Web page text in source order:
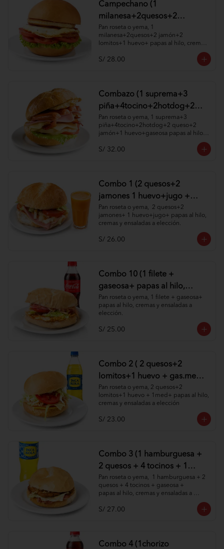
Campechano (1
milanesa+2quesos+2
jamón+2 lomitos+1huevo+
papas al hilo, cremas y
Pan roseta o yema, 1
milanesa+2quesos+2 jamón+2
lomitos+1 huevo+ papas al hilo, cremas
S/ 28.00
Combazo (1 suprema+3
piña+4tocino+2hotdog+2
queso+2 jamón+1
huevo+gaseosa papas al hilo,
Pan roseta o yema, 1 suprema+3
piña+4tocino+2hotdog+2 queso+2
jamón+1 huevo+gaseosa papas al hilo,
S/ 32.00
Combo 1 (2 quesos+2
jamones 1 huevo+jugo +
papas al hilo, cremas y
ensaladas )
Pan roseta o yema,  2 quesos+2
jamones+ 1 huevo+jugo+ papas al hilo,
cremas y ensaladas a elección.
S/ 26.00
Combo 10 (1 filete +
gaseosa+ papas al hilo,
cremas y ensaladas )
Pan roseta o yema, 1 filete + gaseosa+
papas al hilo, cremas y ensaladas a
elección.
S/ 25.00
Combo 2 ( 2 quesos+2
lomitos+1 huevo + gas.med
+ papas al hilo, cremas y
ensaladas )
Pan roseta o yema, 2 quesos+2
lomitos+1 huevo + 1med+ papas al hilo,
cremas y ensaladas a elección
S/ 23.00
Combo 3 (1 hamburguesa +
2 quesos + 4 tocinos + 1
gaseosa + papas al hilo,
cremas y ensaladas )
Pan roseta o yema,  1 hamburguesa + 2
quesos + 4 tocinos + gaseosa +
papas al hilo, cremas y ensaladas a
S/ 27.00
Combo 4 (1chorizo